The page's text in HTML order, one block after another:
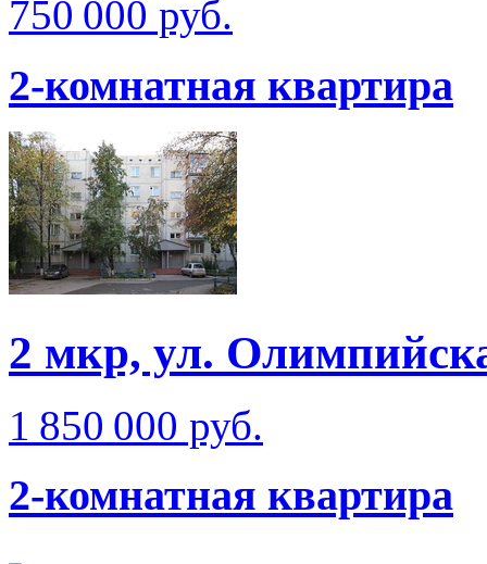
750 000 руб.
2-комнатная квартира
2 мкр, ул.
1 850 000 руб.
2-комнатная квартира